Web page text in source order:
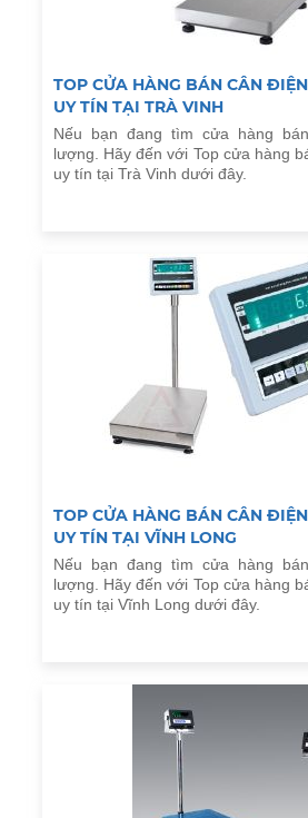
TOP CỬA HÀNG BÁN CÂN
UY TÍN TẠI TRÀ VINH
Nếu bạn đang tìm cửa hàng
lượng. Hãy đến với Top cửa hàng
uy tín tại Trà Vinh dưới đây.
TOP CỬA HÀNG BÁN CÂN
UY TÍN TẠI VĨNH LONG
Nếu bạn đang tìm cửa hàng
lượng. Hãy đến với Top cửa hàng
uy tín tại Vĩnh Long dưới đây.